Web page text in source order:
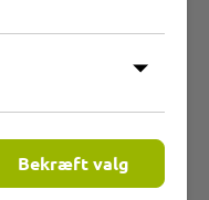
Bekræft valg